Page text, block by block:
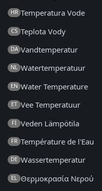
HR Temperatura Vode
CS Teplota Vody
DA Vandtemperatur
NL Watertemperatuur
EN Water Temperature
ET Vee Temperatuur
FI Veden Lämpötila
FR Température de l'Eau
DE Wassertemperatur
EL Θερμοκρασία Νερού